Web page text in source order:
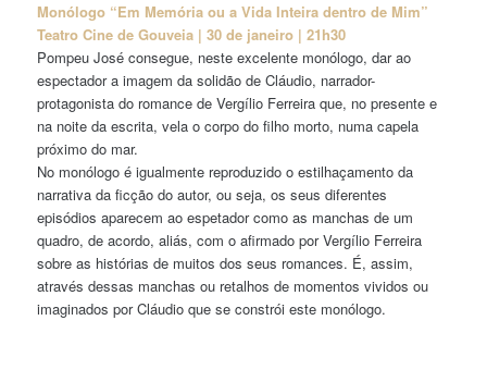
Monólogo “Em Memória ou a Vida Inteira dentro de Mim”
Teatro Cine de Gouveia | 30 de janeiro | 21h30
Pompeu José consegue, neste excelente monólogo, dar ao
espectador a imagem da solidão de Cláudio, narrador-
protagonista do romance de Vergílio Ferreira que, no presente e
na noite da escrita, vela o corpo do filho morto, numa capela
próximo do mar.
No monólogo é igualmente reproduzido o estilhaçamento da
narrativa da ficção do autor, ou seja, os seus diferentes
episódios aparecem ao espetador como as manchas de um
quadro, de acordo, aliás, com o afirmado por Vergílio Ferreira
sobre as histórias de muitos dos seus romances. É, assim,
através dessas manchas ou retalhos de momentos vividos ou
imaginados por Cláudio que se constrói este monólogo.